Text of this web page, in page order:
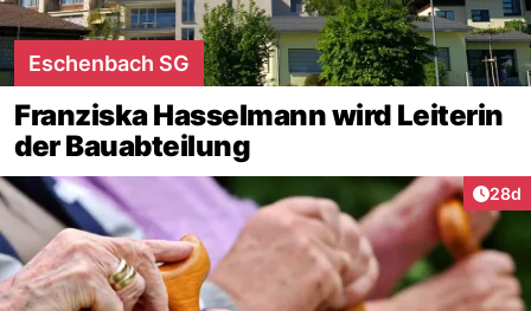
Eschenbach SG
Franziska Hasselmann wird Leiterin
der Bauabteilung
28d